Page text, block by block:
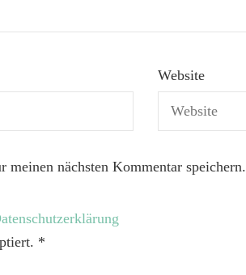
Website
nächsten Kommentar speichern.
*